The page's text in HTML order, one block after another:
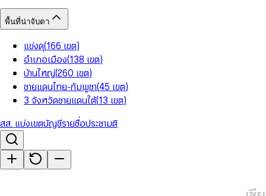
พื้นที่น่าจับตา
แข่งดุ(166 เขต)
อำเภอเมือง(138 เขต)
บ้านใหญ่(260 เขต)
ชายแดนไทย-กัมพูชา(45 เขต)
3 จังหวัดชายแดนใต้(13 เขต)
สส. แบ่งเขตบัญชีรายชื่อประชามติ